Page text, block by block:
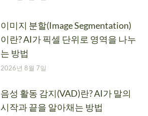
이미지 분할(Image Segmentation)
이란? AI가 픽셀 단위로 영역을 나누
는 방법
2026년 8월 7일
음성 활동 감지(VAD)란? AI가 말의
시작과 끝을 알아채는 방법